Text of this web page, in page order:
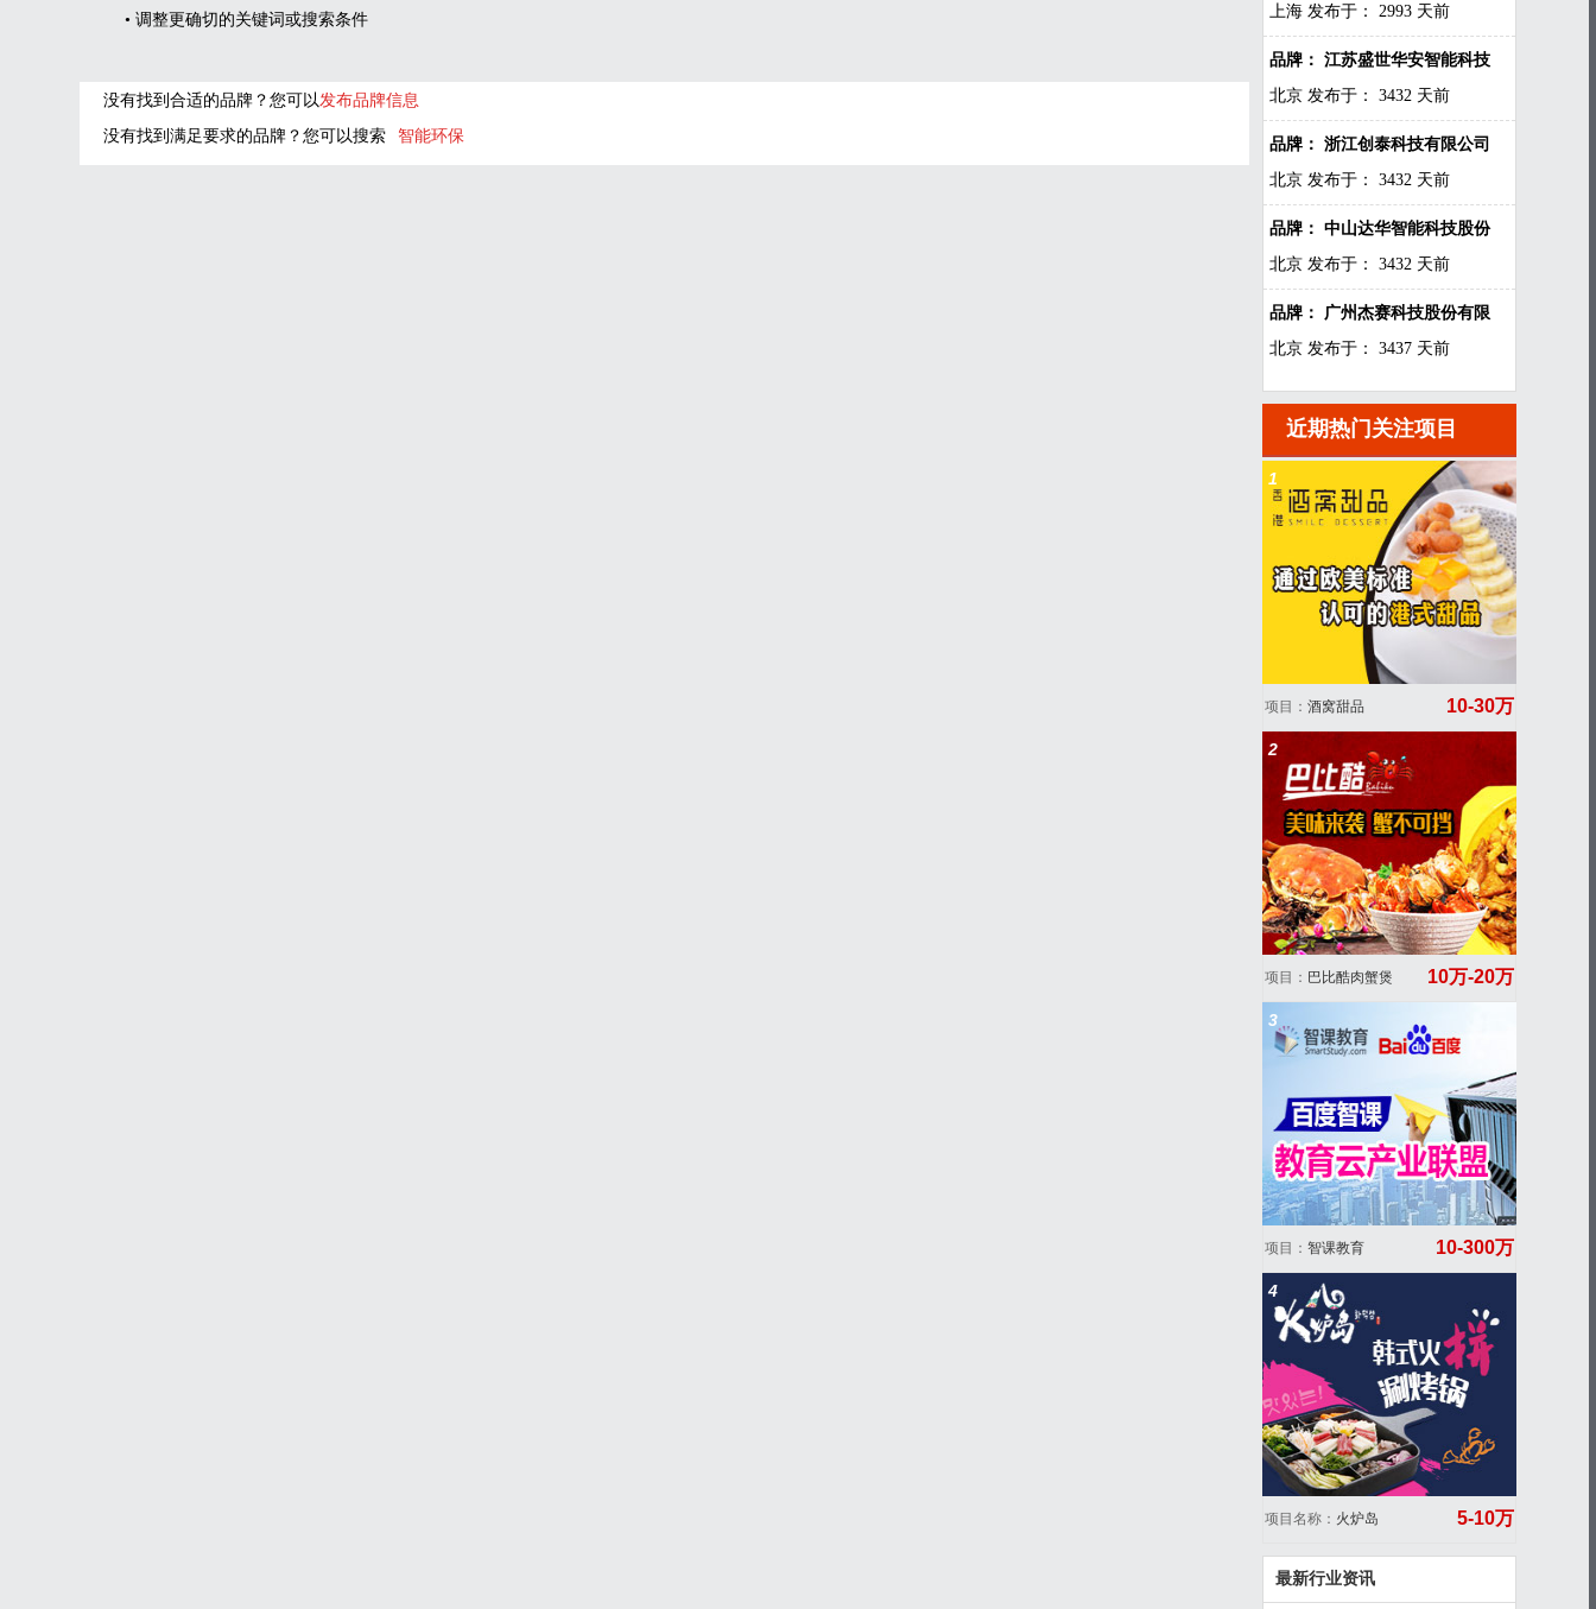
• 调整更确切的关键词或搜索条件
没有找到合适的品牌？您可以发布品牌信息
没有找到满足要求的品牌？您可以搜索
智能环保
上海 发布于： 2993 天前
品牌： 江苏盛世华安智能科技
北京 发布于： 3432 天前
品牌： 浙江创泰科技有限公司
北京 发布于： 3432 天前
品牌： 中山达华智能科技股份
北京 发布于： 3432 天前
品牌： 广州杰赛科技股份有限
北京 发布于： 3437 天前
近期热门关注项目
1
项目： 酒窝甜品 10-30万
2
项目： 巴比酷肉蟹煲 10万-20万
3
项目： 智课教育 10-300万
4
项目名称： 火炉岛 5-10万
最新行业资讯